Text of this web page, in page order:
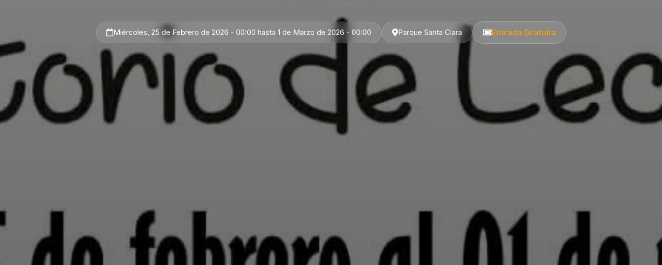
Miércoles, 25 de Febrero de 2026 - 00:00 hasta 1 de Marzo de 2026 - 00:00 Parque Santa Clara Entrada Gratuita